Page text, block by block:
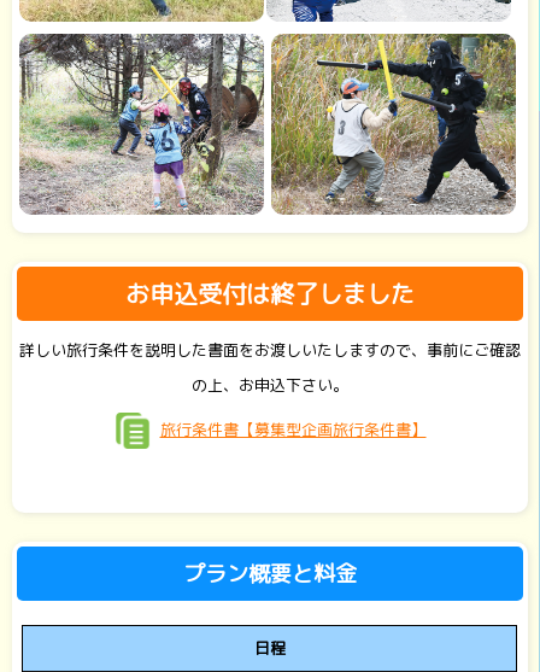
お申込受付は終了しました
詳しい旅行条件を説明した書面をお渡しいたしますので、事前にご確認
の上、お申込下さい。
旅行条件書【募集型企画旅行条件書】
プラン概要と料金
日程